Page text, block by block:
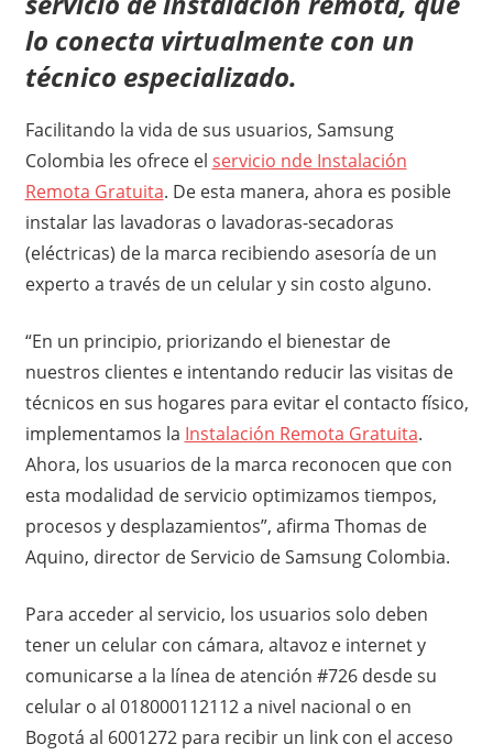
lo conecta virtualmente con un
técnico especializado.
Facilitando la vida de sus usuarios, Samsung
Colombia les ofrece el servicio nde Instalación
Remota Gratuita. De esta manera, ahora es posible
instalar las lavadoras o lavadoras-secadoras
(eléctricas) de la marca recibiendo asesoría de un
experto a través de un celular y sin costo alguno.
“En un principio, priorizando el bienestar de
nuestros clientes e intentando reducir las visitas de
técnicos en sus hogares para evitar el contacto físico,
implementamos la Instalación Remota Gratuita.
Ahora, los usuarios de la marca reconocen que con
esta modalidad de servicio optimizamos tiempos,
procesos y desplazamientos”, afirma Thomas de
Aquino, director de Servicio de Samsung Colombia.
Para acceder al servicio, los usuarios solo deben
tener un celular con cámara, altavoz e internet y
comunicarse a la línea de atención #726 desde su
celular o al 018000112112 a nivel nacional o en
Bogotá al 6001272 para recibir un link con el acceso